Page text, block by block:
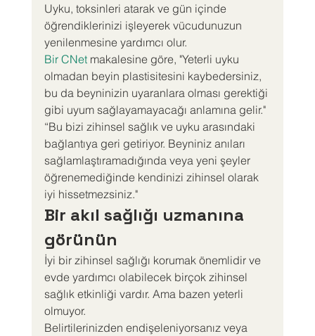
Uyku, toksinleri atarak ve gün içinde
öğrendiklerinizi işleyerek vücudunuzun
yenilenmesine yardımcı olur.
Bir CNet makalesine göre, "Yeterli uyku
olmadan beyin plastisitesini kaybedersiniz,
bu da beyninizin uyaranlara olması gerektiği
gibi uyum sağlayamayacağı anlamına gelir."
“Bu bizi zihinsel sağlık ve uyku arasındaki
bağlantıya geri getiriyor. Beyniniz anıları
sağlamlaştıramadığında veya yeni şeyler
öğrenemediğinde kendinizi zihinsel olarak
iyi hissetmezsiniz."
Bir akıl sağlığı uzmanına
görünün
İyi bir zihinsel sağlığı korumak önemlidir ve
evde yardımcı olabilecek birçok zihinsel
sağlık etkinliği vardır. Ama bazen yeterli
olmuyor.
Belirtilerinizden endişeleniyorsanız veya